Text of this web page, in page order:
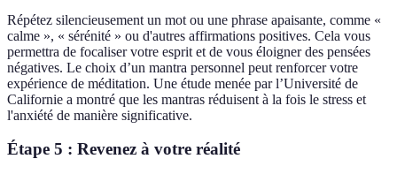
Répétez silencieusement un mot ou une phrase apaisante, comme «
calme », « sérénité » ou d'autres affirmations positives. Cela vous
permettra de focaliser votre esprit et de vous éloigner des pensées
négatives. Le choix d’un mantra personnel peut renforcer votre
expérience de méditation. Une étude menée par l’Université de
Californie a montré que les mantras réduisent à la fois le stress et
l'anxiété de manière significative.
Étape 5 : Revenez à votre réalité